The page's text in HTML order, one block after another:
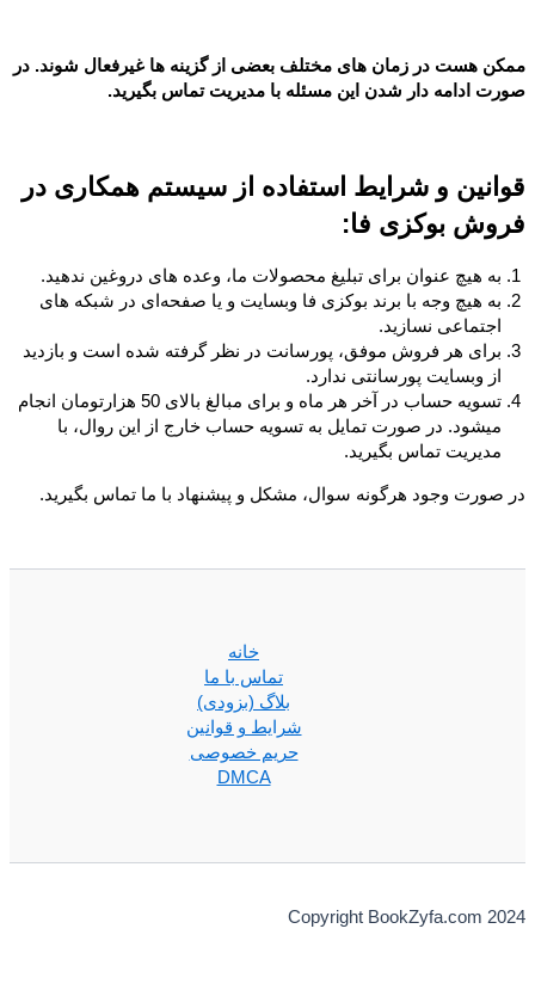
ممکن هست در زمان های مختلف بعضی از گزینه ها غیرفعال شوند. در
صورت ادامه دار شدن این مسئله با مدیریت تماس بگیرید.
قوانین و شرایط استفاده از سیستم همکاری در
فروش بوکزی فا:
به هیچ عنوان برای تبلیغ محصولات ما، وعده های دروغین ندهید.
به هیچ وجه با برند بوکزی فا وبسایت و یا صفحه‌ای در شبکه های
اجتماعی نسازید.
برای هر فروش موفق، پورسانت در نظر گرفته شده است و بازدید
از وبسایت پورسانتی ندارد.
تسویه حساب در آخر هر ماه و برای مبالغ بالای 50 هزارتومان انجام
میشود. در صورت تمایل به تسویه حساب خارج از این روال، با
مدیریت تماس بگیرید.
در صورت وجود هرگونه سوال، مشکل و پیشنهاد با ما تماس بگیرید.
خانه
تماس با ما
بلاگ (بزودی)
شرایط و قوانین
حریم خصوصی
DMCA
Copyright BookZyfa.com 2024